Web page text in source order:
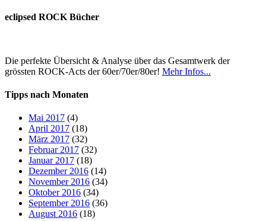
eclipsed ROCK Bücher
Die perfekte Übersicht & Analyse über das Gesamtwerk der
grössten ROCK-Acts der 60er/70er/80er! Mehr Infos...
Tipps nach Monaten
Mai 2017 (4)
April 2017 (18)
März 2017 (32)
Februar 2017 (32)
Januar 2017 (18)
Dezember 2016 (14)
November 2016 (34)
Oktober 2016 (34)
September 2016 (36)
August 2016 (18)